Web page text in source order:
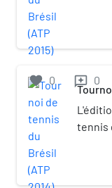
en
favorite 0 reviews 0
tennis